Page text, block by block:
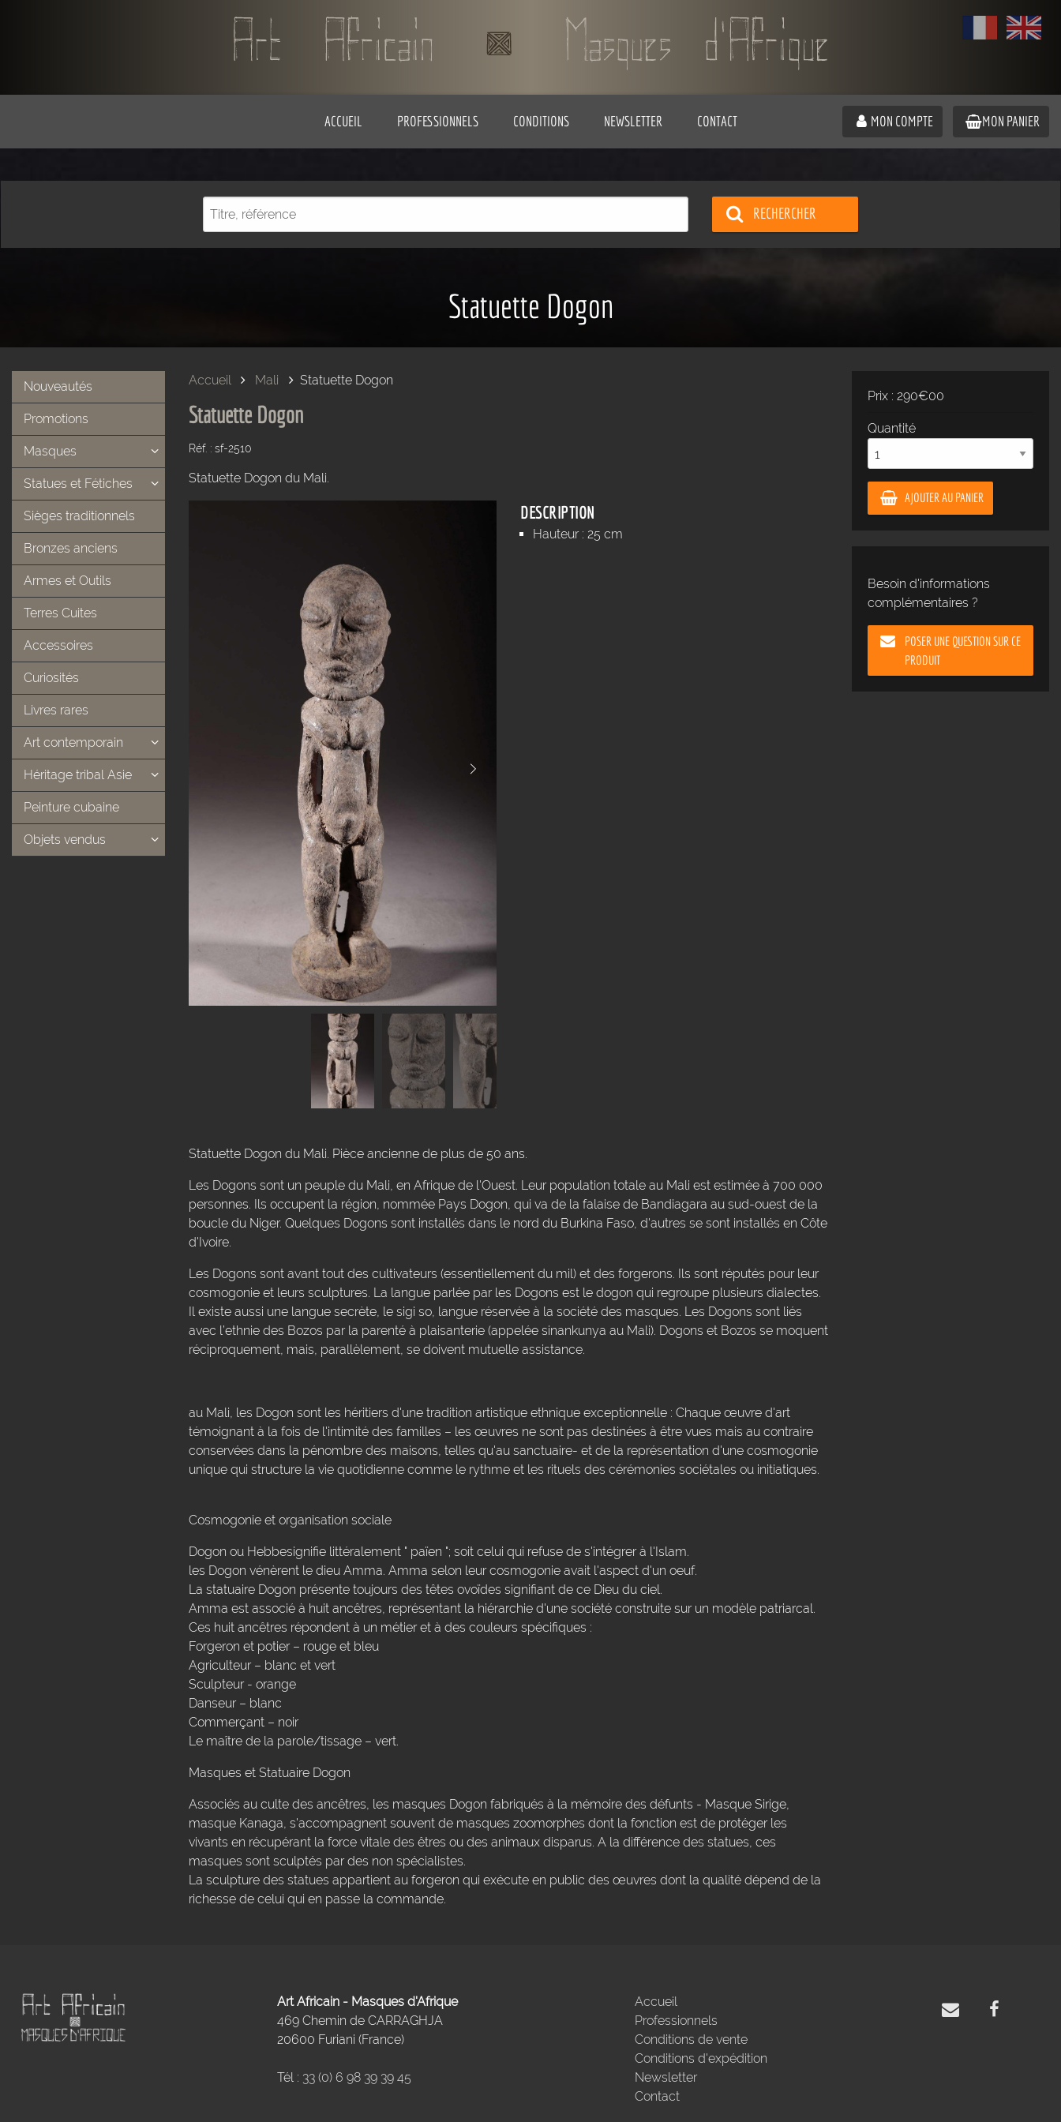
ACCUEIL PROFESSIONNELS CONDITIONS NEWSLETTER CONTACT MON COMPTE MON PANIER
RECHERCHER
Statuette Dogon
Nouveautés
Promotions
Masques
Statues et Fétiches
Sièges traditionnels
Bronzes anciens
Armes et Outils
Terres Cuites
Accessoires
Curiosités
Livres rares
Art contemporain
Héritage tribal Asie
Peinture cubaine
Objets vendus
Accueil Mali Statuette Dogon
Statuette Dogon
Réf. : sf-2510
Statuette Dogon du Mali.
DESCRIPTION
Hauteur : 25 cm
Statuette Dogon du Mali. Pièce ancienne de plus de 50 ans.
Les Dogons sont un peuple du Mali, en Afrique de l'Ouest. Leur population totale au Mali est estimée à 700 000
personnes. Ils occupent la région, nommée Pays Dogon, qui va de la falaise de Bandiagara au sud-ouest de la
boucle du Niger. Quelques Dogons sont installés dans le nord du Burkina Faso, d'autres se sont installés en Côte
d'Ivoire.
Les Dogons sont avant tout des cultivateurs (essentiellement du mil) et des forgerons. Ils sont réputés pour leur
cosmogonie et leurs sculptures. La langue parlée par les Dogons est le dogon qui regroupe plusieurs dialectes.
Il existe aussi une langue secrète, le sigi so, langue réservée à la société des masques. Les Dogons sont liés
avec l’ethnie des Bozos par la parenté à plaisanterie (appelée sinankunya au Mali). Dogons et Bozos se moquent
réciproquement, mais, parallèlement, se doivent mutuelle assistance.
au Mali, les Dogon sont les héritiers d'une tradition artistique ethnique exceptionnelle : Chaque œuvre d'art
témoignant à la fois de l'intimité des familles – les œuvres ne sont pas destinées à être vues mais au contraire
conservées dans la pénombre des maisons, telles qu'au sanctuaire- et de la représentation d'une cosmogonie
unique qui structure la vie quotidienne comme le rythme et les rituels des cérémonies sociétales ou initiatiques.
Cosmogonie et organisation sociale
Dogon ou Hebbesignifie littéralement " païen "; soit celui qui refuse de s'intégrer à l'Islam.
les Dogon vénèrent le dieu Amma. Amma selon leur cosmogonie avait l'aspect d'un oeuf.
La statuaire Dogon présente toujours des têtes ovoïdes signifiant de ce Dieu du ciel.
Amma est associé à huit ancêtres, représentant la hiérarchie d'une société construite sur un modèle patriarcal.
Ces huit ancêtres répondent à un métier et à des couleurs spécifiques :
Forgeron et potier – rouge et bleu
Agriculteur – blanc et vert
Sculpteur - orange
Danseur – blanc
Commerçant – noir
Le maître de la parole/tissage – vert.
Masques et Statuaire Dogon
Associés au culte des ancêtres, les masques Dogon fabriqués à la mémoire des défunts - Masque Sirige,
masque Kanaga, s'accompagnent souvent de masques zoomorphes dont la fonction est de protéger les
vivants en récupérant la force vitale des êtres ou des animaux disparus. A la différence des statues, ces
masques sont sculptés par des non spécialistes.
La sculpture des statues appartient au forgeron qui exécute en public des œuvres dont la qualité dépend de la
richesse de celui qui en passe la commande.
Prix : 290€00
Quantité
AJOUTER AU PANIER
Besoin d'informations
complémentaires ?
POSER UNE QUESTION SUR CE
PRODUIT
Art Africain - Masques d'Afrique
469 Chemin de CARRAGHJA
20600 Furiani (France)
Tél : 33 (0) 6 98 39 39 45
Accueil
Professionnels
Conditions de vente
Conditions d'expédition
Newsletter
Contact